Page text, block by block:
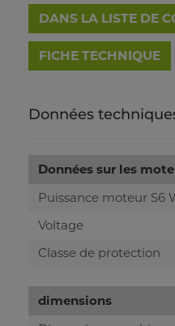
DANS LA LISTE DE
FICHE TECHNIQUE
Données
Données sur les
Puissance moteur S6
Voltage
Classe de protection
dimensions